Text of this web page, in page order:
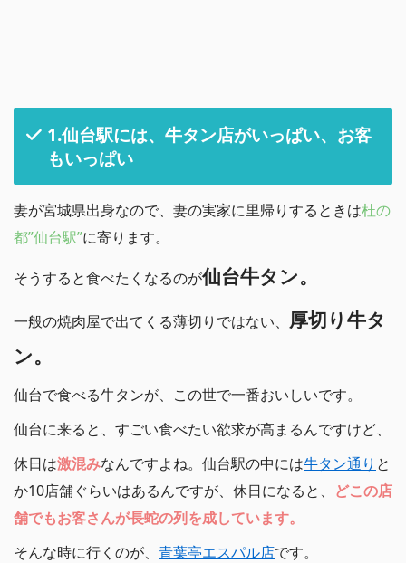
1.仙台駅には、牛タン店がいっぱい、お客
もいっぱい
妻が宮城県出身なので、妻の実家に里帰りするときは杜の
都”仙台駅”に寄ります。
そうすると食べたくなるのが仙台牛タン。
一般の焼肉屋で出てくる薄切りではない、 厚切り牛タ
ン。
仙台で食べる牛タンが、この世で一番おいしいです。
仙台に来ると、すごい食べたい欲求が高まるんですけど、
休日は激混みなんですよね。仙台駅の中には牛タン通り と
か10店舗ぐらいはあるんですが、休日になると、 どこの店
舗でもお客さんが長蛇の列を成しています。
そんな時に行くのが、 青葉亭エスパル店です。